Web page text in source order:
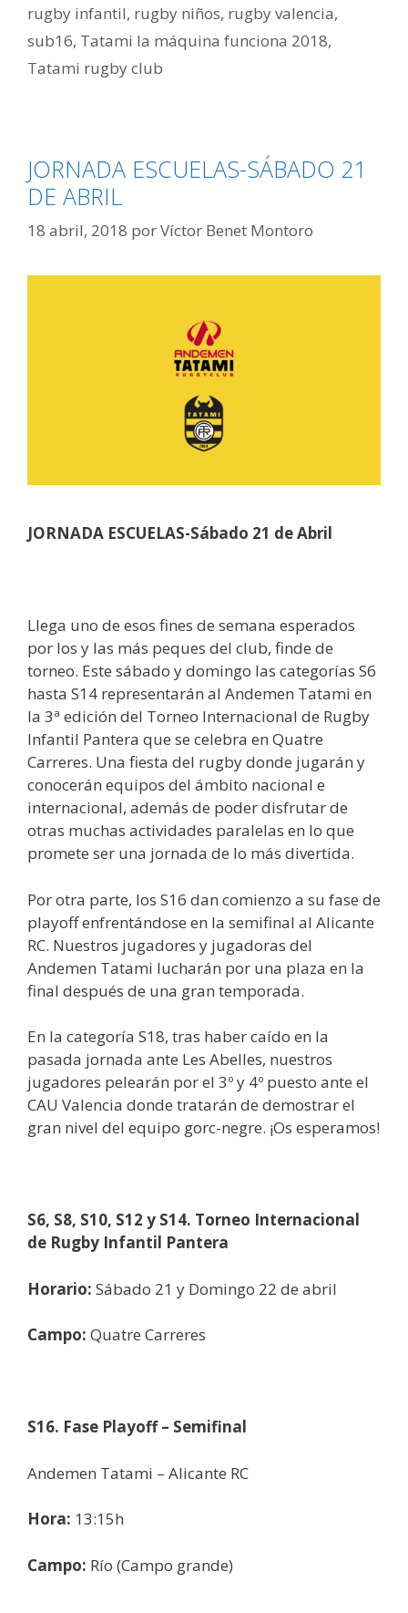
rugby infantil, rugby niños, rugby valencia,
sub16, Tatami la máquina funciona 2018,
Tatami rugby club
JORNADA ESCUELAS-SÁBADO 21
DE ABRIL
18 abril, 2018 porVíctor Benet Montoro
JORNADA ESCUELAS-Sábado 21 de Abril
Llega uno de esos fines de semana esperados
por los y las más peques del club, finde de
torneo. Este sábado y domingo las categorías S6
hasta S14 representarán al Andemen Tatami en
la 3ª edición del Torneo Internacional de Rugby
Infantil Pantera que se celebra en Quatre
Carreres. Una fiesta del rugby donde jugarán y
conocerán equipos del ámbito nacional e
internacional, además de poder disfrutar de
otras muchas actividades paralelas en lo que
promete ser una jornada de lo más divertida.
Por otra parte, los S16 dan comienzo a su fase de
playoff enfrentándose en la semifinal al Alicante
RC. Nuestros jugadores y jugadoras del
Andemen Tatami lucharán por una plaza en la
final después de una gran temporada.
En la categoría S18, tras haber caído en la
pasada jornada ante Les Abelles, nuestros
jugadores pelearán por el 3º y 4º puesto ante el
CAU Valencia donde tratarán de demostrar el
gran nivel del equipo gorc-negre. ¡Os esperamos!
S6, S8, S10, S12 y S14. Torneo Internacional
de Rugby Infantil Pantera
Horario: Sábado 21 y Domingo 22 de abril
Campo: Quatre Carreres
S16. Fase Playoff – Semifinal
Andemen Tatami – Alicante RC
Hora: 13:15h
Campo: Río (Campo grande)